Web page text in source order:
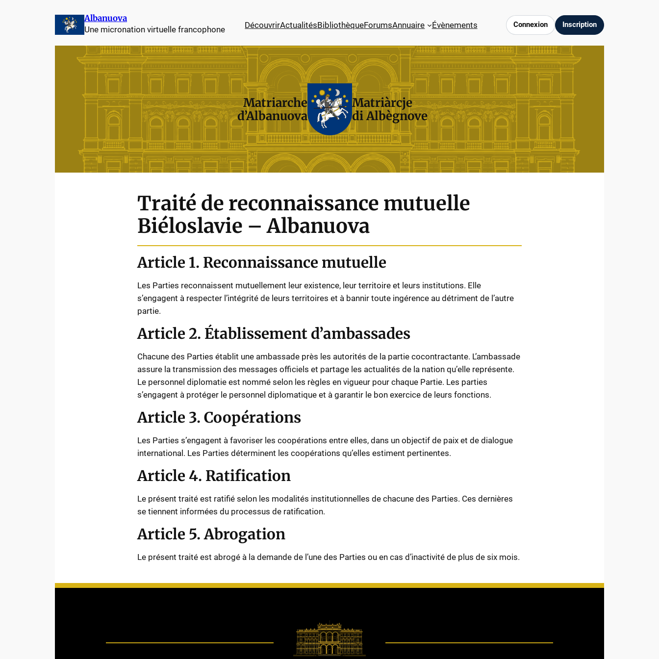
Albanuova
Une micronation virtuelle francophone DécouvrirActualitésBibliothèqueForumsAnnuaire Évènements Connexion Inscription
Matriarche
d’Albanuova
Matriàrcje
di Albègnove
Traité de reconnaissance mutuelle
Biéloslavie – Albanuova
Article 1. Reconnaissance mutuelle
Les Parties reconnaissent mutuellement leur existence, leur territoire et leurs institutions. Elle
s’engagent à respecter l’intégrité de leurs territoires et à bannir toute ingérence au détriment de l’autre
partie.
Article 2. Établissement d’ambassades
Chacune des Parties établit une ambassade près les autorités de la partie cocontractante. L’ambassade
assure la transmission des messages officiels et partage les actualités de la nation qu’elle représente.
Le personnel diplomatie est nommé selon les règles en vigueur pour chaque Partie. Les parties
s’engagent à protéger le personnel diplomatique et à garantir le bon exercice de leurs fonctions.
Article 3. Coopérations
Les Parties s’engagent à favoriser les coopérations entre elles, dans un objectif de paix et de dialogue
international. Les Parties déterminent les coopérations qu’elles estiment pertinentes.
Article 4. Ratification
Le présent traité est ratifié selon les modalités institutionnelles de chacune des Parties. Ces dernières
se tiennent informées du processus de ratification.
Article 5. Abrogation
Le présent traité est abrogé à la demande de l’une des Parties ou en cas d’inactivité de plus de six mois.